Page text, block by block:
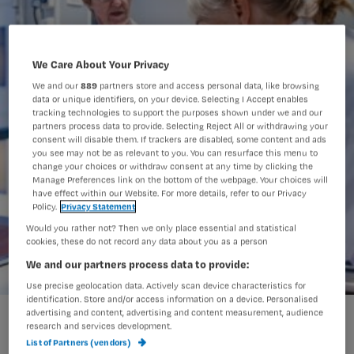
handen reinigen.jpeg
We Care About Your Privacy
We and our889 partners store and access personal data, like browsing
data or unique identifiers, on your device. Selecting I Accept enables
tracking technologies to support the purposes shown under we and our
partners process data to provide. Selecting Reject All or withdrawing your
consent will disable them. If trackers are disabled, some content and ads
you see may not be as relevant to you. You can resurface this menu to
change your choices or withdraw consent at any time by clicking the
Manage Preferences link on the bottom of the webpage. Your choices will
have effect within our Website. For more details, refer to our Privacy
Policy. Privacy Statement
Would you rather not? Then we only place essential and statistical
cookies, these do not record any data about you as a person
We and our partners process data to provide:
Use precise geolocation data. Actively scan device characteristics for
identification. Store and/or access information on a device. Personalised
advertising and content, advertising and content measurement, audience
research and services development.
List of Partners (vendors)